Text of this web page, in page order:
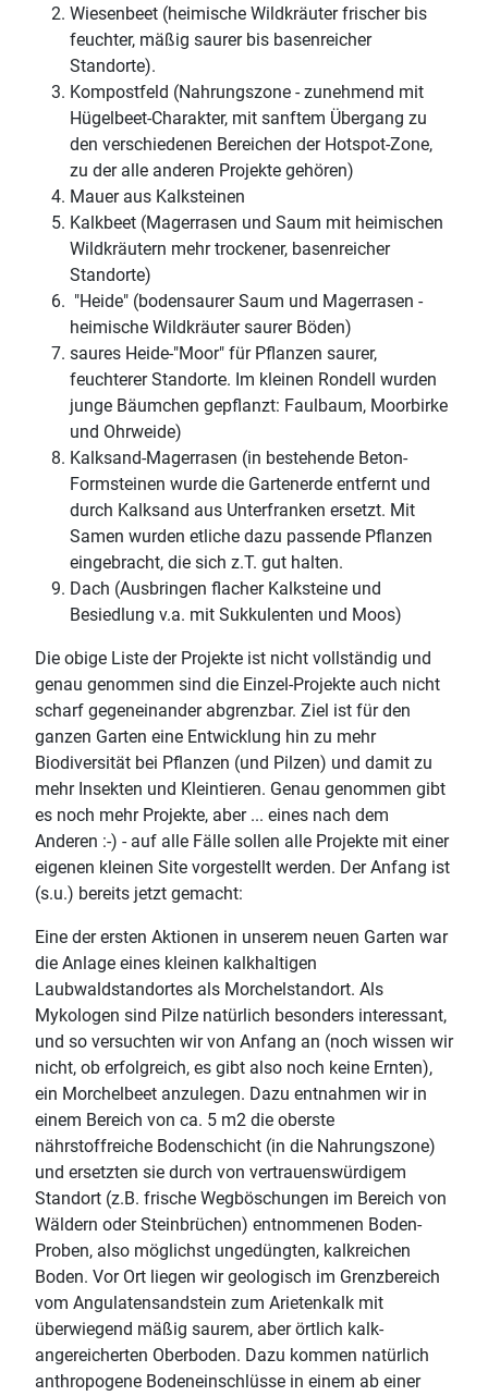
Wiesenbeet (heimische Wildkräuter frischer bis
feuchter, mäßig saurer bis basenreicher
Standorte).
Kompostfeld (Nahrungszone - zunehmend mit
Hügelbeet-Charakter, mit sanftem Übergang zu
den verschiedenen Bereichen der Hotspot-Zone,
zu der alle anderen Projekte gehören)
Mauer aus Kalksteinen
Kalkbeet (Magerrasen und Saum mit heimischen
Wildkräutern mehr trockener, basenreicher
Standorte)
"Heide" (bodensaurer Saum und Magerrasen -
heimische Wildkräuter saurer Böden)
saures Heide-"Moor" für Pflanzen saurer,
feuchterer Standorte. Im kleinen Rondell wurden
junge Bäumchen gepflanzt: Faulbaum, Moorbirke
und Ohrweide)
Kalksand-Magerrasen (in bestehende Beton-
Formsteinen wurde die Gartenerde entfernt und
durch Kalksand aus Unterfranken ersetzt. Mit
Samen wurden etliche dazu passende Pflanzen
eingebracht, die sich z.T. gut halten.
Dach (Ausbringen flacher Kalksteine und
Besiedlung v.a. mit Sukkulenten und Moos)
Die obige Liste der Projekte ist nicht vollständig und
genau genommen sind die Einzel-Projekte auch nicht
scharf gegeneinander abgrenzbar. Ziel ist für den
ganzen Garten eine Entwicklung hin zu mehr
Biodiversität bei Pflanzen (und Pilzen) und damit zu
mehr Insekten und Kleintieren. Genau genommen gibt
es noch mehr Projekte, aber ... eines nach dem
Anderen :-) - auf alle Fälle sollen alle Projekte mit einer
eigenen kleinen Site vorgestellt werden. Der Anfang ist
(s.u.) bereits jetzt gemacht:
Eine der ersten Aktionen in unserem neuen Garten war
die Anlage eines kleinen kalkhaltigen
Laubwaldstandortes als Morchelstandort. Als
Mykologen sind Pilze natürlich besonders interessant,
und so versuchten wir von Anfang an (noch wissen wir
nicht, ob erfolgreich, es gibt also noch keine Ernten),
ein Morchelbeet anzulegen. Dazu entnahmen wir in
einem Bereich von ca. 5 m2 die oberste
nährstoffreiche Bodenschicht (in die Nahrungszone)
und ersetzten sie durch von vertrauenswürdigem
Standort (z.B. frische Wegböschungen im Bereich von
Wäldern oder Steinbrüchen) entnommenen Boden-
Proben, also möglichst ungedüngten, kalkreichen
Boden. Vor Ort liegen wir geologisch im Grenzbereich
vom Angulatensandstein zum Arietenkalk mit
überwiegend mäßig saurem, aber örtlich kalk-
angereicherten Oberboden. Dazu kommen natürlich
anthropogene Bodeneinschlüsse in einem ab einer